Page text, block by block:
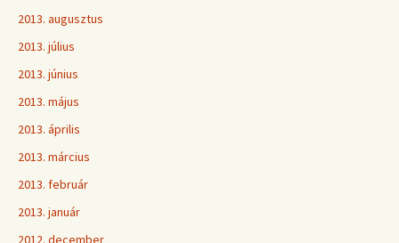
2013. augusztus
2013. július
2013. június
2013. május
2013. április
2013. március
2013. február
2013. január
2012. december